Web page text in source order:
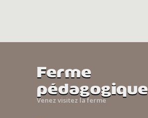
Ferme
pédagogique
Venez visitez la ferme